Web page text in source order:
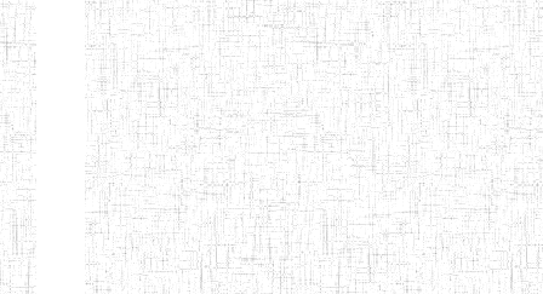
ENI
Chercher:
Effacer les filtres